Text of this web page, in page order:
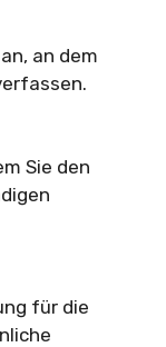
an dem
Sie den
für die